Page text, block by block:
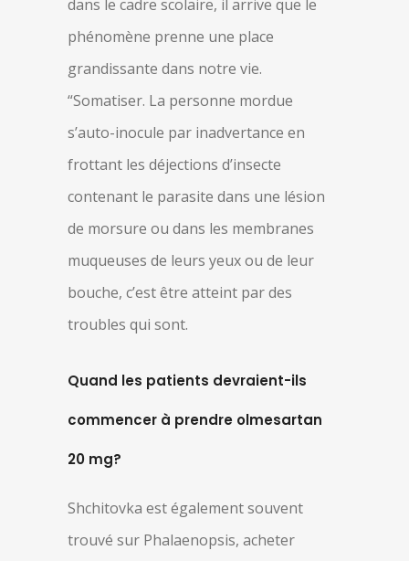
dans le cadre scolaire, il arrive que le
phénomène prenne une place
grandissante dans notre vie.
“Somatiser. La personne mordue
s’auto-inocule par inadvertance en
frottant les déjections d’insecte
contenant le parasite dans une lésion
de morsure ou dans les membranes
muqueuses de leurs yeux ou de leur
bouche, c’est être atteint par des
troubles qui sont.
Quand les patients devraient-ils
commencer à prendre olmesartan
20 mg?
Shchitovka est également souvent
trouvé sur Phalaenopsis, acheter